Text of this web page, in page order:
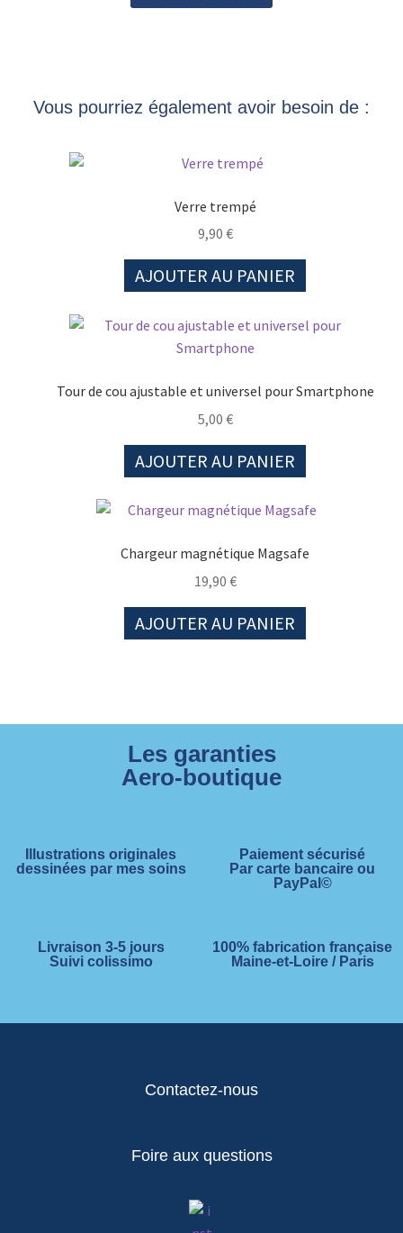
Vous pourriez également avoir besoin de :
Verre trempé
9,90 €
AJOUTER AU PANIER
Tour de cou ajustable et universel pour Smartphone
5,00 €
AJOUTER AU PANIER
Chargeur magnétique Magsafe
19,90 €
AJOUTER AU PANIER
Les garanties
Aero-boutique
Illustrations originales
dessinées par mes soins
Paiement sécurisé
Par carte bancaire ou
PayPal©
Livraison 3-5 jours
Suivi colissimo
100% fabrication française
Maine-et-Loire / Paris
Contactez-nous
Foire aux questions